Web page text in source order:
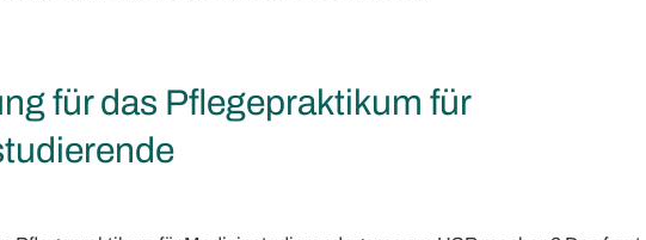
für das Pflegepraktikum für